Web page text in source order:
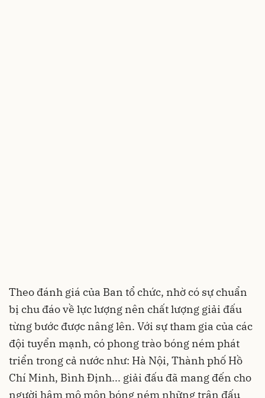
Theo đánh giá của Ban tổ chức, nhờ có sự chuẩn
bị chu đáo về lực lượng nên chất lượng giải đấu
từng bước được nâng lên. Với sự tham gia của các
đội tuyển mạnh, có phong trào bóng ném phát
triển trong cả nước như: Hà Nội, Thành phố Hồ
Chí Minh, Bình Định... giải đấu đã mang đến cho
người hâm mộ môn bóng ném những trận đấu